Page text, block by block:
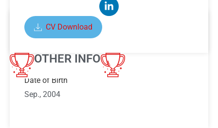
CV Download
OTHER INFO
ABOUT STINA MARSH
Date of Birth
Sep., 2004